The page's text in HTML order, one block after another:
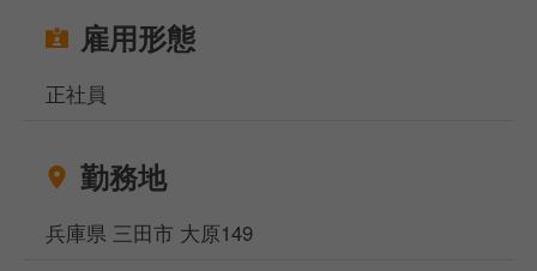
雇用形態
正社員
勤務地
兵庫県 三田市 大原149